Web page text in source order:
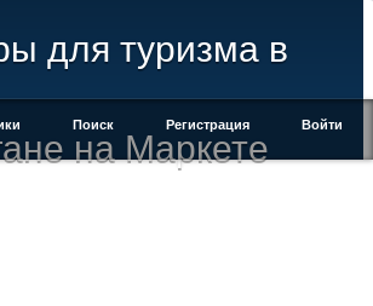
для туризма в
на Маркете
Поиск Регистрация Войти